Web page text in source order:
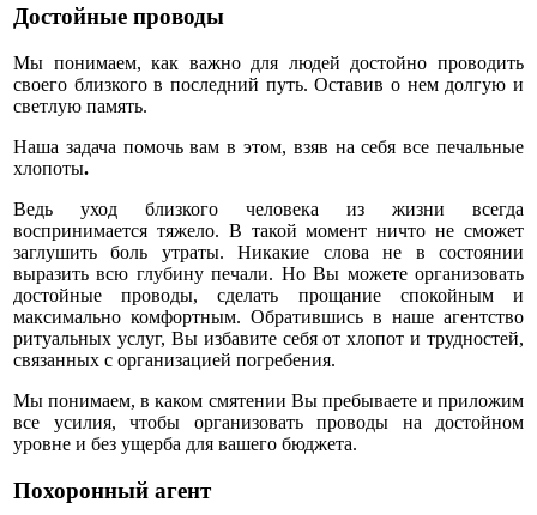
Достойные проводы
Мы понимаем, как важно для людей достойно проводить
своего близкого в последний путь. Оставив о нем долгую и
светлую память.
Наша задача помочь вам в этом, взяв на себя все печальные
хлопоты.
Ведь уход близкого человека из жизни всегда
воспринимается тяжело. В такой момент ничто не сможет
заглушить боль утраты. Никакие слова не в состоянии
выразить всю глубину печали. Но Вы можете организовать
достойные проводы, сделать прощание спокойным и
максимально комфортным. Обратившись в наше агентство
ритуальных услуг, Вы избавите себя от хлопот и трудностей,
связанных с организацией погребения.
Мы понимаем, в каком смятении Вы пребываете и приложим
все усилия, чтобы организовать проводы на достойном
уровне и без ущерба для вашего бюджета.
Похоронный агент